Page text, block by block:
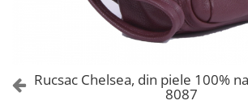
Genți Albe
Rucsac Chelsea, din piele 100%
8087